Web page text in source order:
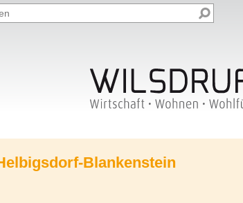
Blankenstein